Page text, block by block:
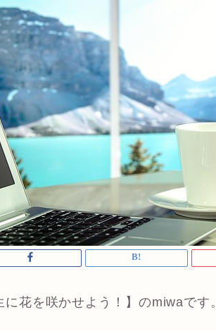
花を咲かせよう！】のmiwaです。